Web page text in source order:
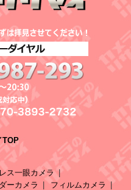
TOP
ス一眼カメラ
ーカメラ
フィルムカメラ